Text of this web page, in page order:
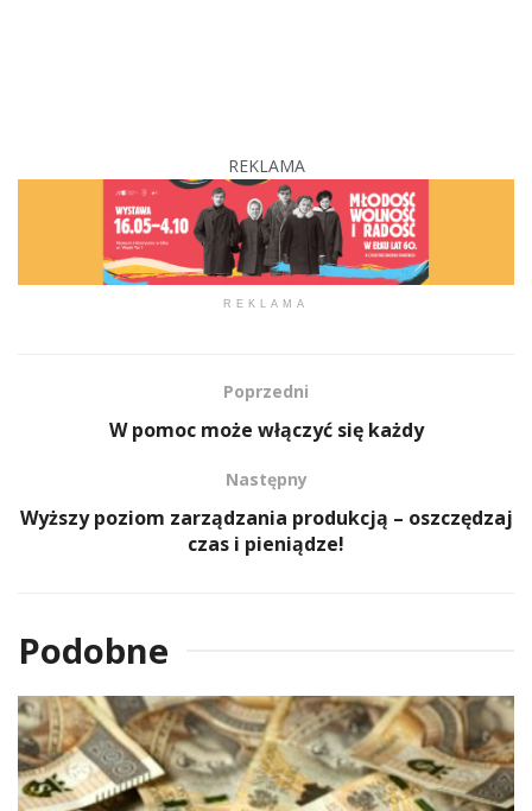
REKLAMA
REKLAMA
Poprzedni
W pomoc może włączyć się każdy
Następny
Wyższy poziom zarządzania produkcją – oszczędzaj
czas i pieniądze!
Podobne